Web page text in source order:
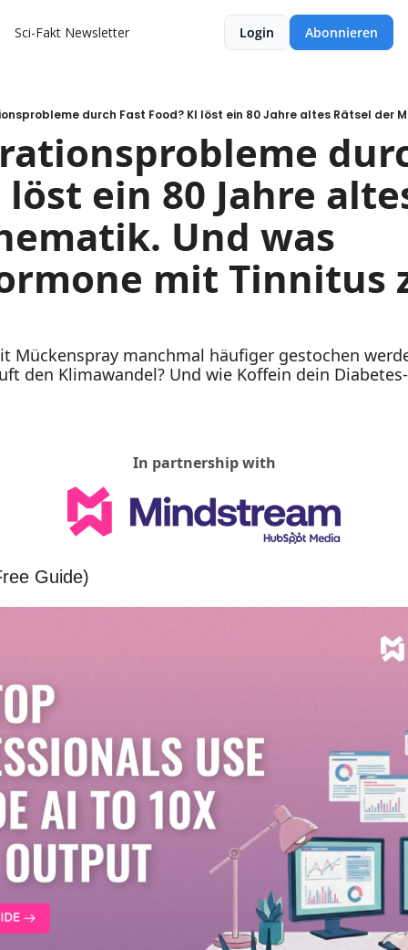
Sci-Fakt Newsletter Login Abonnieren
löst ein 80 Jahre
Und was
mit Tinnitus
Mückenspray manchmal häufiger gestochen
den Klimawandel? Und wie Koffein dein
In partnership with
Guide)